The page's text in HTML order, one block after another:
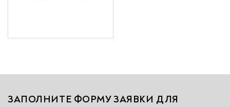
ЗАПОЛНИТЕ ФОРМУ ЗАЯВКИ ДЛЯ